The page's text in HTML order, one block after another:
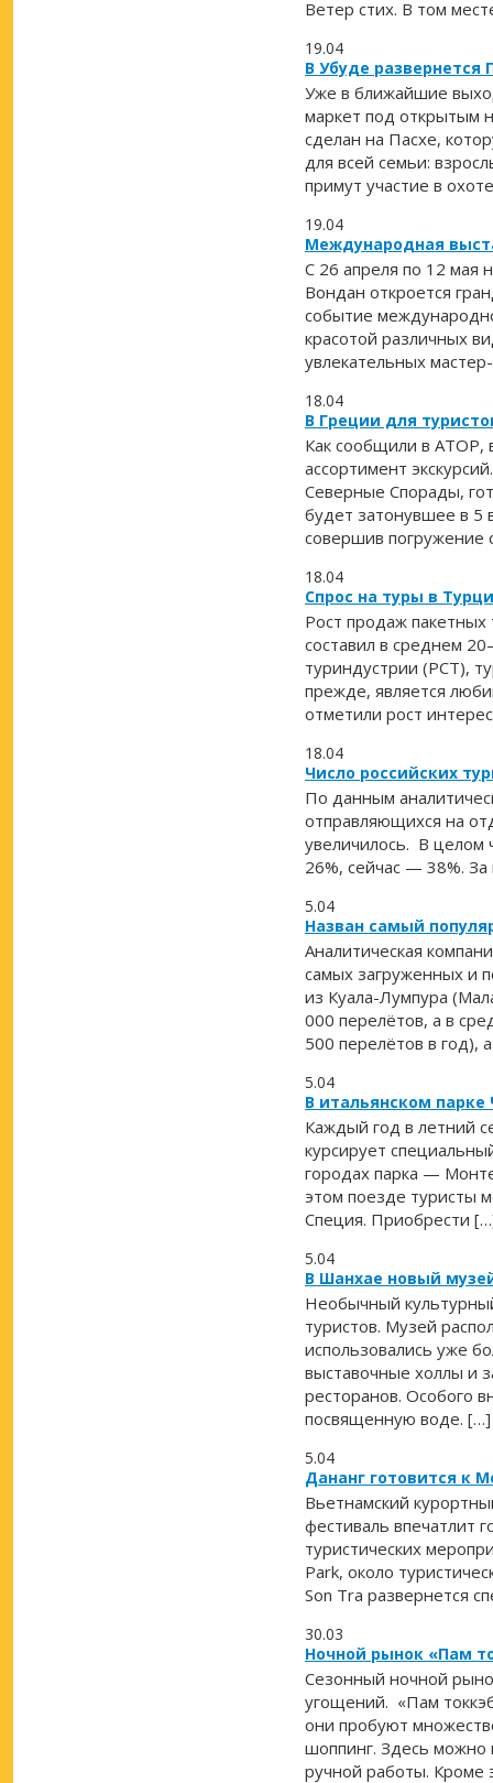
Ветер стих. В том
19.04
В Убуде развернется
Уже в ближайшие
маркет под открытым
сделан на Пасхе,
для всей семьи:
примут участие в
19.04
Международная
С 26 апреля по 12 мая
Вондан откроется
событие
красотой различных
увлекательных
18.04
В Греции для
Как сообщили в АТОР,
ассортимент
Северные Спорады,
будет затонувшее в 5
совершив погружение
18.04
Спрос на туры в
Рост продаж
составил в среднем
туриндустрии (РСТ),
прежде, является
отметили рост
18.04
Число российских
По данным
отправляющихся на
увеличилось. В целом
26%, сейчас — 38%.
5.04
Назван самый
Аналитическая
самых загруженных и
из Куала-Лумпура
000 перелётов, а в
500 перелётов в год),
5.04
В итальянском
Каждый год в летний
курсирует
городах парка —
этом поезде туристы
Специя. Приобрести
5.04
В Шанхае новый
Необычный
туристов. Музей
использовались уже
выставочные холлы и
ресторанов. Особого
посвященную воде. […]
5.04
Дананг готовится к
Вьетнамский
фестиваль впечатлит
туристических
Park, около
Son Tra развернется
30.03
Ночной рынок «Пам
Сезонный ночной
угощений. «Пам
они пробуют
шоппинг. Здесь можно
ручной работы. Кроме